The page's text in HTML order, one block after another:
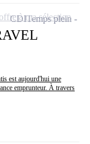
est aujourd'hui une
emprunteur. À travers
CDITemps plein
à ma sélection